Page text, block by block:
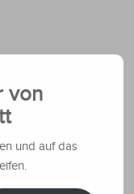
von
und auf das